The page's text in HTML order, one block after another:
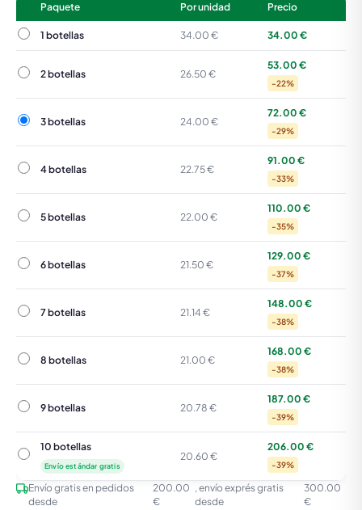
Paquete Por unidad Precio
1 botellas1 botellas 34.00 € 34.00 €
2 botellas2 botellas 26.50 €
53.00 €
-22%
3 botellas3 botellas 24.00 €
72.00 €
-29%
4 botellas4 botellas 22.75 €
91.00 €
-33%
5 botellas5 botellas 22.00 €
110.00 €
-35%
6 botellas6 botellas 21.50 €
129.00 €
-37%
7 botellas7 botellas 21.14 €
148.00 €
-38%
8 botellas8 botellas 21.00 €
168.00 €
-38%
9 botellas9 botellas 20.78 €
187.00 €
-39%
10 botellas
10 botellas
Envío estándar gratis
20.60 €
206.00 €
-39%
Envío gratis en pedidos
desde
200.00
€
, envío exprés gratis
desde
300.00
€